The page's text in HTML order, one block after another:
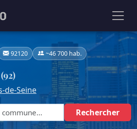
92120 ~46 700 hab.
(92)
de-Seine
Rechercher